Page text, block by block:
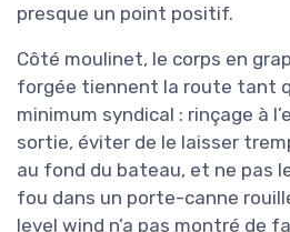
presque un point positif.
Côté moulinet, le corps en
forgée tiennent la route tant
minimum syndical : rinçage à
sortie, éviter de le laisser
au fond du bateau, et ne pas
fou dans un porte-canne
level wind n’a pas montré de